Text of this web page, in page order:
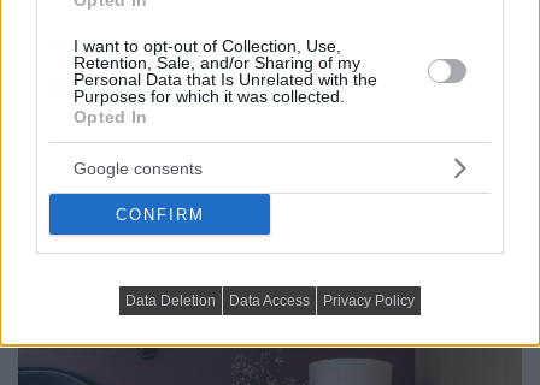
I want to opt-out of Collection, Use,
Retention, Sale, and/or Sharing of my
Personal Data that Is Unrelated with the
Purposes for which it was collected.
Opted In
Google consents
CONFIRM
Data Deletion Data Access Privacy Policy
HÁLÓSZOBA BÚTOR, DEKORÁCIÓ
Milyen ágyak a leginkább népszerűek?
Az ágyválasztás kérdése az otthonteremtés egyik
legfontosabb döntése, hiszen jó esetben életünk...